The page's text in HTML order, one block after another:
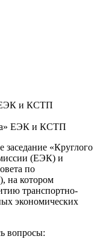
ЕЭК и КСТП
ЕЭК и КСТП
заседание «Круглого
(ЕЭК) и
по
на котором
транспортно-
экономических
вопросы: